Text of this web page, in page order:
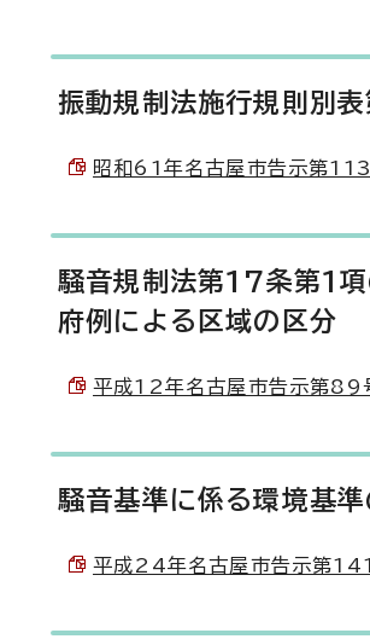
振動規制法施行規則別
昭和61年名古屋市告示第
騒音規制法第17条第1項
府例による区域の区分
平成12年名古屋市告示第
騒音基準に係る環境基
平成24年名古屋市告示第